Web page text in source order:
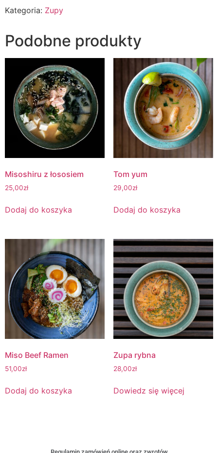
Kategoria: Zupy
Podobne produkty
Misoshiru z łososiem
25,00zł
Dodaj do koszyka
Tom yum
29,00zł
Dodaj do koszyka
Miso Beef Ramen
51,00zł
Dodaj do koszyka
Zupa rybna
28,00zł
Dowiedz się więcej